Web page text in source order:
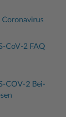
CoV-2 FAQ
COV-2 Bei-